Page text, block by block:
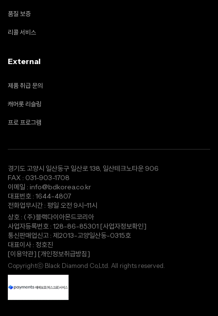
품질 보증
리콜 서비스
External
제품 취급 문의
캐머롯 리슬링
프로 프로그램
경기도 고양시 일산동구 일산로 138, 일산테크노타운 906
FAX : 031-903-1708
이메일 : info@bdkorea.co.kr
대표번호 : 1644-4807
전화업무시간 : 평일 오전 9시~11시
상호 : (주)블랙다이아몬드코리아
사업자등록번호 : 128-86-85301 [사업자정보확인]
통신판매업신고 : 제2013-고양일산동-0315호
대표이사 : 정호진
[이용약관] [개인정보취급방침]
Copyrightⓒ Black Diamond Co,Ltd. All rights reserved.